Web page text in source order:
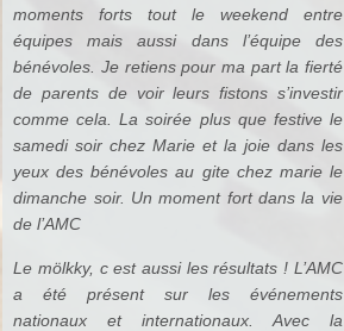
moments forts tout le weekend entre
équipes mais aussi dans l’équipe des
bénévoles. Je retiens pour ma part la fierté
de parents de voir leurs fistons s’investir
comme cela. La soirée plus que festive le
samedi soir chez Marie et la joie dans les
yeux des bénévoles au gite chez marie le
dimanche soir. Un moment fort dans la vie
de l’AMC
Le mölkky, c est aussi les résultats ! L’AMC
a été présent sur les événements
nationaux et internationaux. Avec la